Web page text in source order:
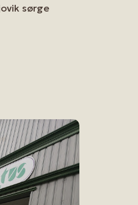
sørge